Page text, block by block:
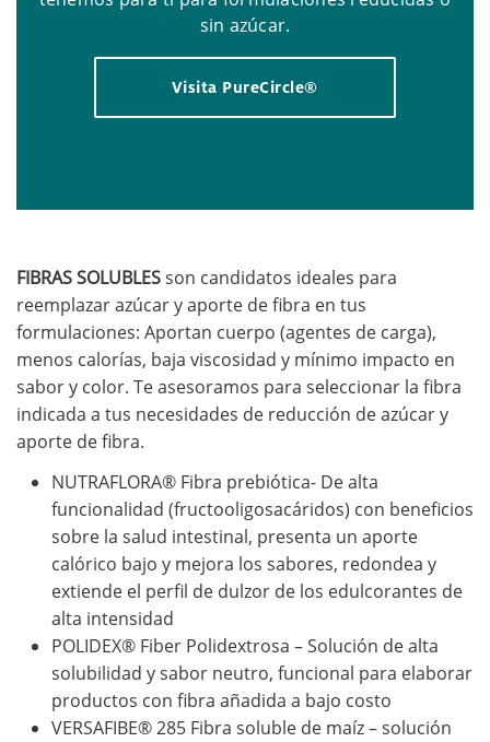
sin azúcar.
Visita PureCircle®
FIBRAS SOLUBLESson candidatos ideales para
reemplazar azúcar y aporte de fibra en tus
formulaciones: Aportan cuerpo (agentes de carga),
menos calorías, baja viscosidad y mínimo impacto en
sabor y color. Te asesoramos para seleccionar la fibra
indicada a tus necesidades de reducción de azúcar y
aporte de fibra.
NUTRAFLORA® Fibra prebiótica- De alta
funcionalidad (fructooligosacáridos) con beneficios
sobre la salud intestinal, presenta un aporte
calórico bajo y mejora los sabores, redondea y
extiende el perfil de dulzor de los edulcorantes de
alta intensidad
POLIDEX® Fiber Polidextrosa – Solución de alta
solubilidad y sabor neutro, funcional para elaborar
productos con fibra añadida a bajo costo
VERSAFIBE® 285 Fibra soluble de maíz – solución